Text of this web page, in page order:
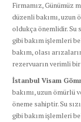
Firmamız, Günümüz
düzenli bakımı,
oldukça önemlidir. Su
gibi bakım işlemleri
bakım, olası
rezervuarın verimli bir
İstanbul Visam
bakımı, uzun ömürlü
öneme sahiptir. Su
gibi bakım işlemleri